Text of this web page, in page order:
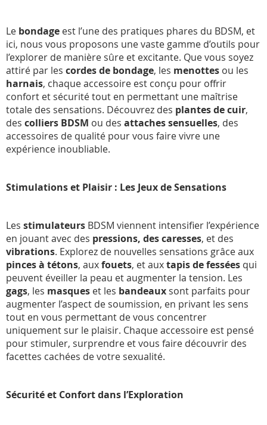
Le bondage est l’une des pratiques phares du BDSM, et
ici, nous vous proposons une vaste gamme d’outils pour
l’explorer de manière sûre et excitante. Que vous soyez
attiré par les cordes de bondage, les menottes ou les
harnais, chaque accessoire est conçu pour offrir
confort et sécurité tout en permettant une maîtrise
totale des sensations. Découvrez des plantes de cuir,
des colliers BDSM ou des attaches sensuelles, des
accessoires de qualité pour vous faire vivre une
expérience inoubliable.
Stimulations et Plaisir : Les Jeux de Sensations
Les stimulateurs BDSM viennent intensifier l’expérience
en jouant avec des pressions, des caresses, et des
vibrations. Explorez de nouvelles sensations grâce aux
pinces à tétons, auxfouets, et auxtapis de fessées qui
peuvent éveiller la peau et augmenter la tension. Les
gags, les masques et les bandeaux sont parfaits pour
augmenter l’aspect de soumission, en privant les sens
tout en vous permettant de vous concentrer
uniquement sur le plaisir. Chaque accessoire est pensé
pour stimuler, surprendre et vous faire découvrir des
facettes cachées de votre sexualité.
Sécurité et Confort dans l’Exploration